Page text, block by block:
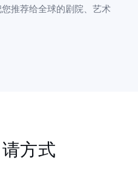
推荐给全球的剧院、艺术
方式